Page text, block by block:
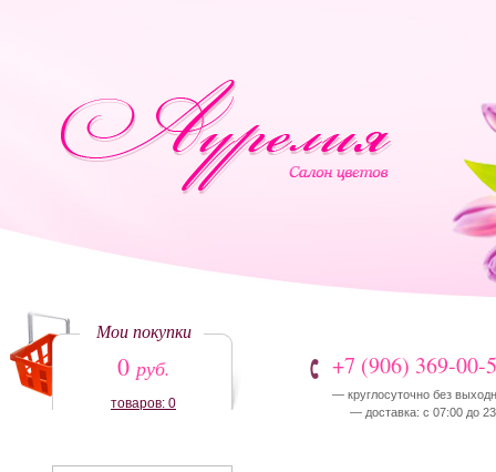
Мои покупки
0 руб.
товаров: 0
+7 (906) 369-00-
— круглосуточно без
— доставка: с 07:00 до